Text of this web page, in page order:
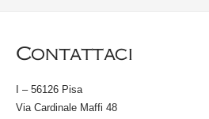
Contattaci
I – 56126 Pisa
Via Cardinale Maffi 48